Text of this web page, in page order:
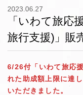
2023.06.27
「いわて旅応
旅行支援)」販
6/26付「いわて旅応
れた助成額上限に達
いただきました。